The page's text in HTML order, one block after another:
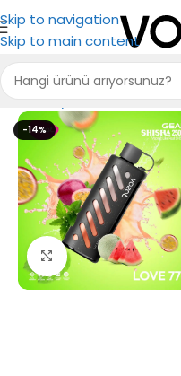
Skip to navigation
Skip to main content
Ana Sayfa Puff Bar
-14%
Büyütmek için tıkla